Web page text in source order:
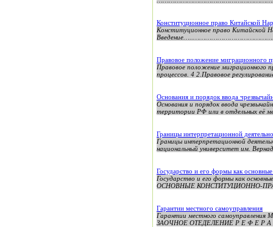
Конституционное право Китайской
Конституционное право Китайской
Правовое положение миграционного
Правовое положение миграционного
процессов. 4 2.Правовое
Основания и порядок ввода
Основания и порядок ввода
территории РФ или в отдельных её
Границы интерпретационной
Границы интерпретационной
национальный университет им.
Государство и его формы как
Государство и его формы как
ОСНОВНЫЕ КОНСТИТУЦИОННО-
Гарантии местного самоуправления
Гарантии местного
ЗАОЧНОЕ ОТЕДЕЛЕНИЕ Р Е Ф Е Р